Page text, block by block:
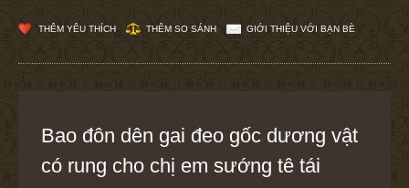
THÊM YÊU THÍCH THÊM SO SÁNH GIỚI THIỆU VỚI BẠN BÈ
Bao đôn dên gai đeo gốc dương vật
có rung cho chị em sướng tê tái